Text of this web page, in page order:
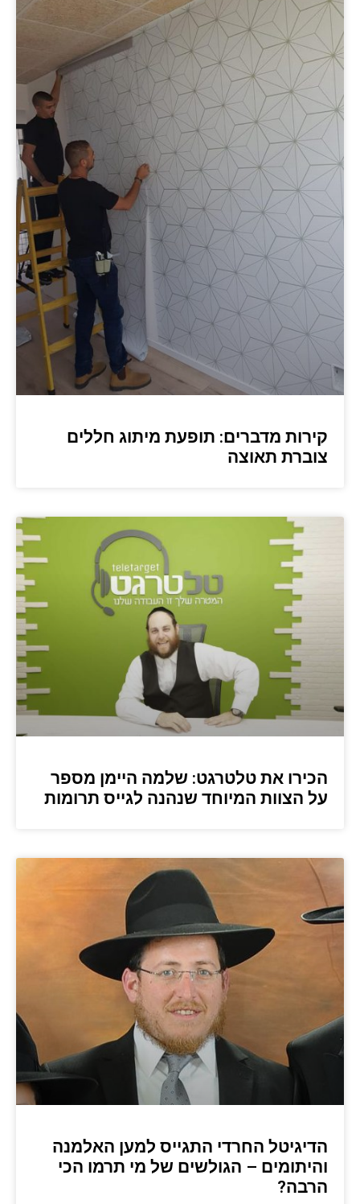
קירות מדברים: תופעת מיתוג חללים
צוברת תאוצה
הכירו את טלטרגט: שלמה היימן מספר
על הצוות המיוחד שנהנה לגייס תרומות
הדיגיטל החרדי התגייס למען האלמנה
והיתומים – הגולשים של מי תרמו הכי
הרבה?